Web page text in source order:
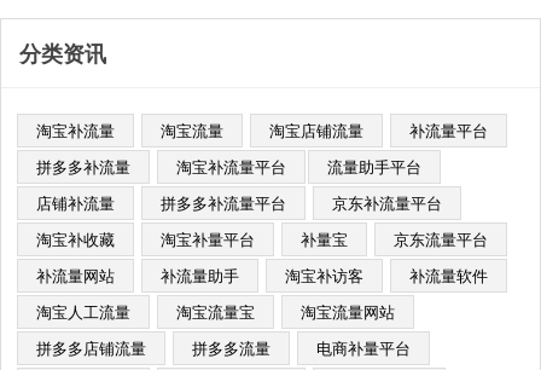
分类资讯
淘宝补流量 淘宝流量 淘宝店铺流量
补流量平台
拼多多补流量
淘宝补流量平台​
流量助手平台
店铺补流量
拼多多补流量平台
京东补流量平台
淘宝补收藏
淘宝补量平台 补量宝
京东流量平台
补流量网站
补流量助手 淘宝补访客
补流量软件
淘宝人工流量
淘宝流量宝
淘宝流量网站
拼多多店铺流量
拼多多流量
电商补量平台